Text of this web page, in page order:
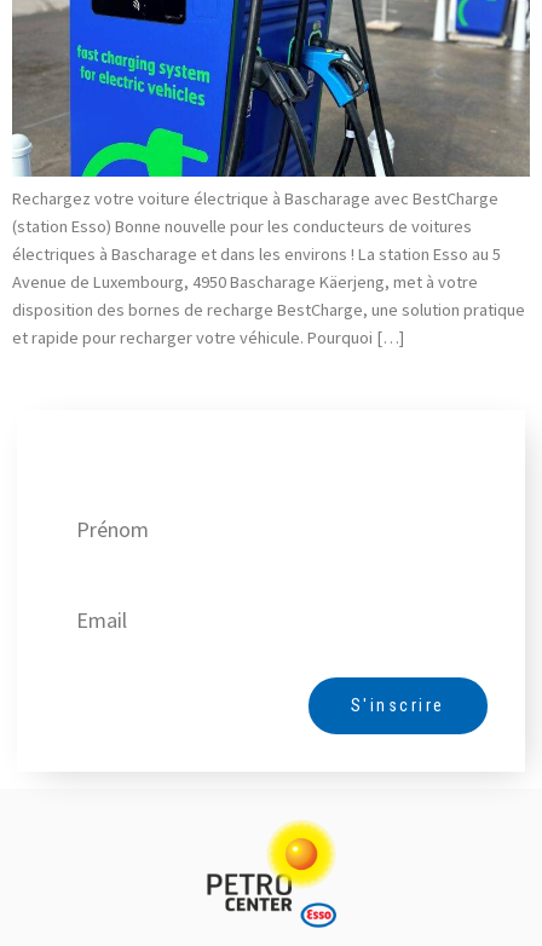
Rechargez votre voiture électrique à Bascharage avec BestCharge
(station Esso) Bonne nouvelle pour les conducteurs de voitures
électriques à Bascharage et dans les environs ! La station Esso au 5
Avenue de Luxembourg, 4950 Bascharage Käerjeng, met à votre
disposition des bornes de recharge BestCharge, une solution pratique
et rapide pour recharger votre véhicule. Pourquoi […]
S'inscrire